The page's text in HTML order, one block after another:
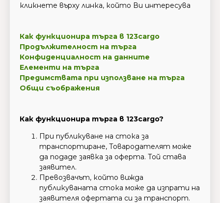
кликнете върху линка, който Ви интересува
Как функционира търга в 123cargo
Продължителност на търга
Конфиденциалност на данните
Елементи на търга
Предимствата при използване на търга
Общи съображения
Как функционира търга в 123cargo?
При публикуване на стока за
транспортиране, Товародателят може
да подаде заявка за оферта. Той става
заявител.
Превозвачът, който вижда
публикуваната стока може да изпрати на
заявителя офертата си за транспорт.